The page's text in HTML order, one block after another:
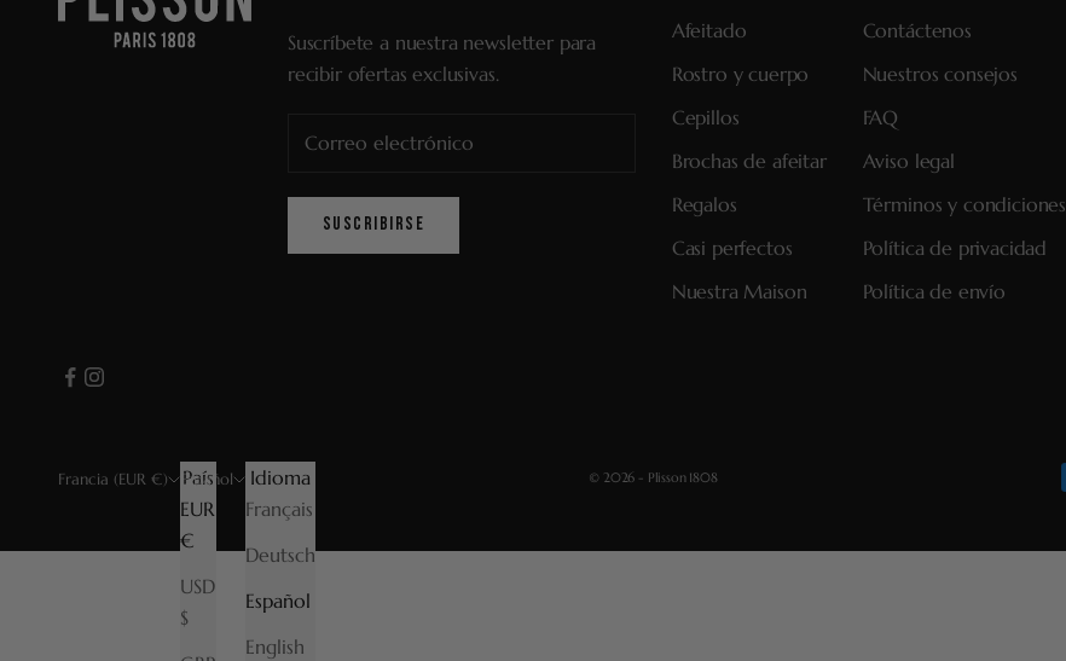
Suscríbete a nuestra newsletter para
recibir ofertas exclusivas.
SUSCRIBIRSE
Afeitado
Rostro y cuerpo
Cepillos
Brochas de afeitar
Regalos
Casi perfectos
Nuestra Maison
Contáctenos
Nuestros consejos
FAQ
Aviso legal
Términos y condiciones
Política de privacidad
Política de envío
Francia (EUR €)
País
EUR
€
USD
$
Español
Idioma
Français
Deutsch
Español
English
© 2026 - Plisson 1808